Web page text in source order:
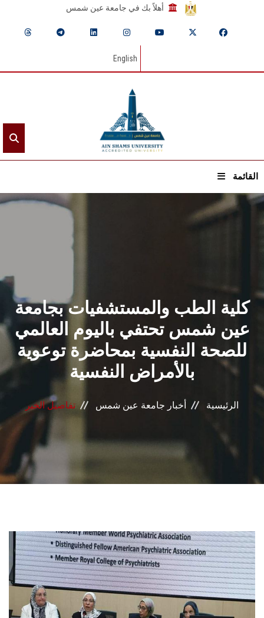
أهلاً بك في جامعة عين شمس
English
القائمة
القطاعـات
الشئون الأكاديمية
البحث العلمي
الرعاية الصحية
المراكز والوحدات
الأنظمة الذكية
الإعلام
الطلاب
هيئة التدريس
الدراسات العليا
كلية الطب والمستشفيات بجامعة
عين شمس تحتفي باليوم العالمي
للصحة النفسية بمحاضرة توعوية
بالأمراض النفسية
الرئيسية أخبار جامعة عين شمس تفاصيل الخبر